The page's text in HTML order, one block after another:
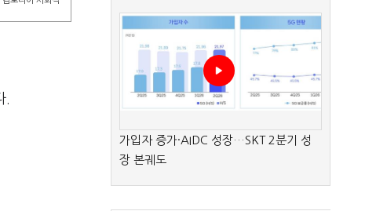
.
가입자 증가·AIDC 성장…SKT 2분기 성
장 본궤도